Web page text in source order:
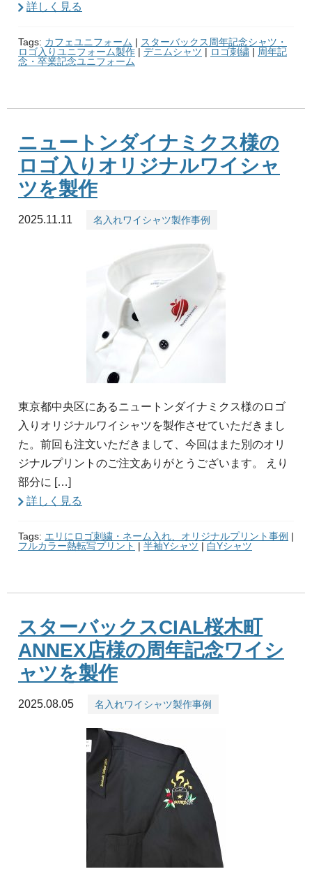
詳しく見る
Tags: カフェユニフォーム | スターバックス周年記念シャツ・
ロゴ入りユニフォーム製作 | デニムシャツ | ロゴ刺繍 | 周年記
念・卒業記念ユニフォーム
ニュートンダイナミクス様の
ロゴ入りオリジナルワイシャ
ツを製作
2025.11.11 名入れワイシャツ製作事例
東京都中央区にあるニュートンダイナミクス様のロゴ
入りオリジナルワイシャツを製作させていただきまし
た。前回も注文いただきまして、今回はまた別のオリ
ジナルプリントのご注文ありがとうございます。 えり
部分に […]
詳しく見る
Tags: エリにロゴ刺繍・ネーム入れ、オリジナルプリント事例 |
フルカラー熱転写プリント | 半袖Yシャツ | 白Yシャツ
スターバックスCIAL桜木町
ANNEX店様の周年記念ワイシ
ャツを製作
2025.08.05 名入れワイシャツ製作事例